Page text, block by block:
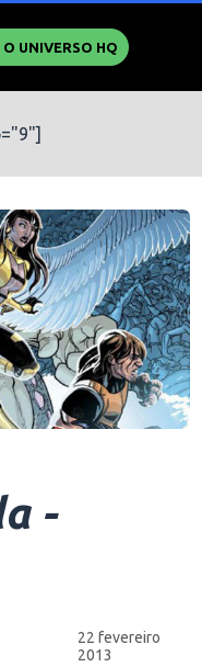
O UNIVERSO HQ
-
22 fevereiro
2013